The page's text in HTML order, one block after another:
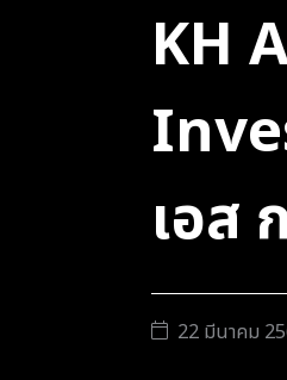
KH
เอส
22 มีนาคม